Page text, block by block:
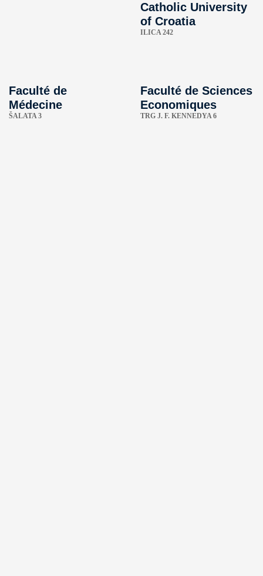
Catholic University
of Croatia
ILICA 242
Faculté de
Médecine
ŠALATA 3
Faculté de Sciences
Economiques
TRG J. F. KENNEDYA 6